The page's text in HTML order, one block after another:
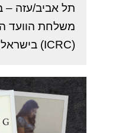
תל אביב/עזה –
משלחת הוועד
(ICRC) בישראל ובשטחים ...